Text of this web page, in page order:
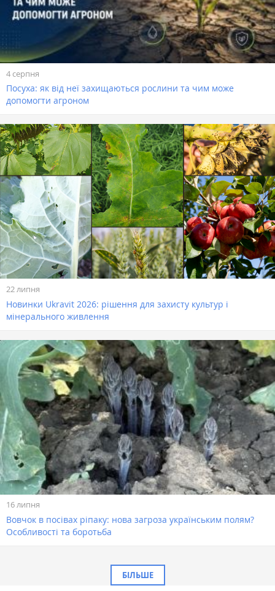
4 серпня
Посуха: як від неї захищаються рослини та чим може
допомогти агроном
22 липня
Новинки Ukravit 2026: рішення для захисту культур і
мінерального живлення
16 липня
Вовчок в посівах ріпаку: нова загроза українським полям?
Особливості та боротьба
БІЛЬШЕ